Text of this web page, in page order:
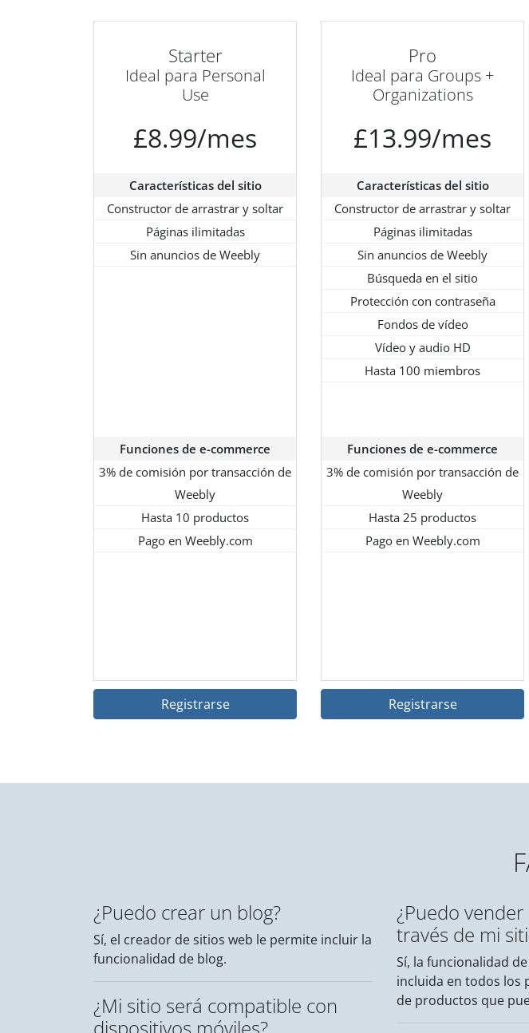
Starter
Ideal para Personal
Use
£8.99/mes
Características del sitio
Constructor de arrastrar y soltar
Páginas ilimitadas
Sin anuncios de Weebly
Funciones de e-commerce
3% de comisión por transacción de
Weebly
Hasta 10 productos
Pago en Weebly.com
Registrarse
Pro
Ideal para Groups +
Organizations
£13.99/mes
Características del sitio
Constructor de arrastrar y soltar
Páginas ilimitadas
Sin anuncios de Weebly
Búsqueda en el sitio
Protección con contraseña
Fondos de vídeo
Vídeo y audio HD
Hasta 100 miembros
Funciones de e-commerce
3% de comisión por transacción de
Weebly
Hasta 25 productos
Pago en Weebly.com
Registrarse
¿Puedo crear un blog?
Sí, el creador de sitios web le permite incluir la
funcionalidad de blog.
¿Mi sitio será compatible con
¿Puedo
través de mi
Sí, la funcionalidad
incluida en todos los
de productos que